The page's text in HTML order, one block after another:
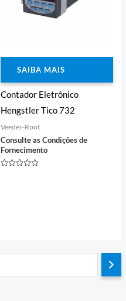
SAIBA MAIS
Contador Eletrônico
Hengstler Tico 732
Veeder-Root
Consulte as Condições de
Fornecimento